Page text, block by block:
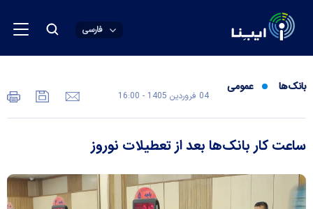
فارسی
بانک‌ها عمومی
04 فروردين 1405 - 16:00
ساعت کار بانک‌ها بعد از تعطیلات نوروز